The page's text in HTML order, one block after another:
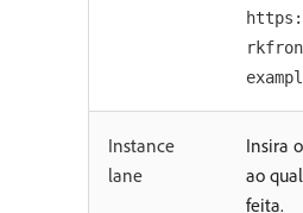
Instance
lane
Insira
ao
feita.